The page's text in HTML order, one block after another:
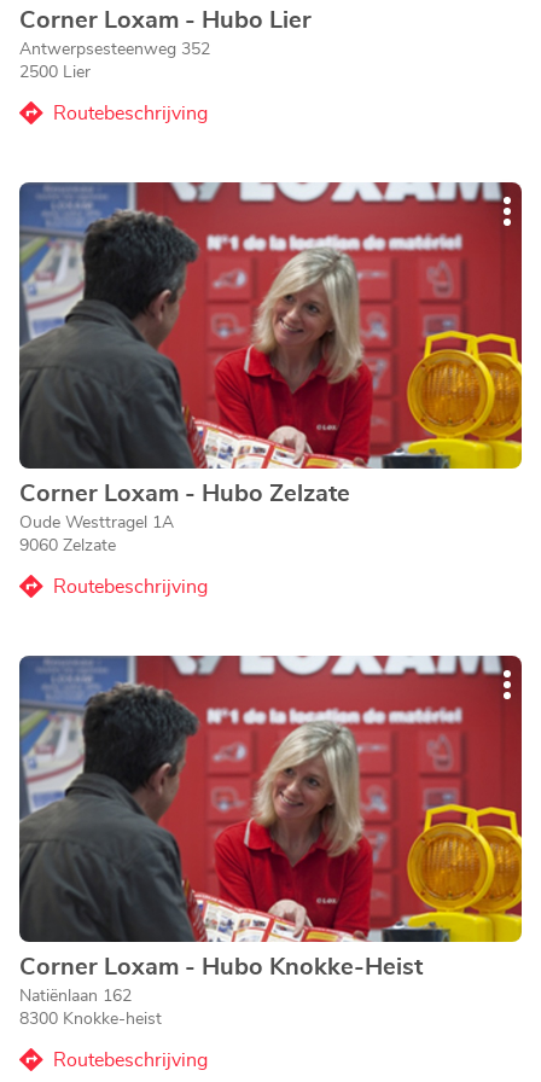
Agentschap:
Corner Loxam - Hubo Lier
Antwerpsesteenweg 352
2500 Lier
Routebeschrijving
naar
Loxam
-
Hubo
Lier
Druk
op
de
ENTER
toets
voor
meer
informatie
Agentschap:
Corner Loxam - Hubo Zelzate
Oude Westtragel 1A
9060 Zelzate
Routebeschrijving
naar
Loxam
-
Hubo
Zelzate
Druk
op
de
ENTER
toets
voor
meer
informatie
Agentschap:
Corner Loxam - Hubo Knokke-Heist
Natiënlaan 162
8300 Knokke-heist
Routebeschrijving
naar